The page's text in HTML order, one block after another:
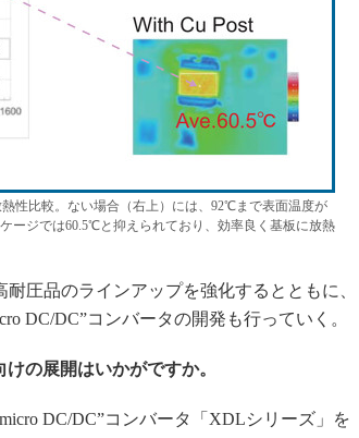
性比較。ない場合（右上）には、92℃まで表面温度が
ージでは60.5℃と抑えられており、効率良く基板に放熱
圧品のラインアップを強化するとともに、
DC/DC”コンバータの開発も行っていく。
の展開はいかがですか。
DC/DC”コンバータ「XDLシリーズ」を